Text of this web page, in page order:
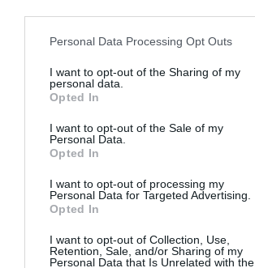
Personal Data Processing Opt Outs
I want to opt-out of the Sharing of my
personal data.
Opted In
I want to opt-out of the Sale of my
Personal Data.
Opted In
I want to opt-out of processing my
Personal Data for Targeted Advertising.
Opted In
I want to opt-out of Collection, Use,
Retention, Sale, and/or Sharing of my
Personal Data that Is Unrelated with the
Leer más